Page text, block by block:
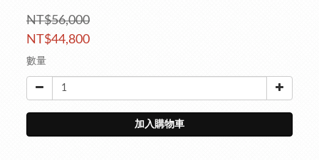
NT$56,000
NT$44,800
數量
加入購物車